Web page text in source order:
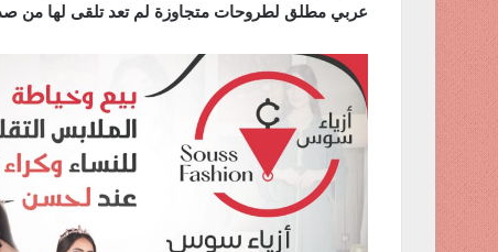
عربي مطلق لطروحات متجاوزة لم تعد تلقى لها من